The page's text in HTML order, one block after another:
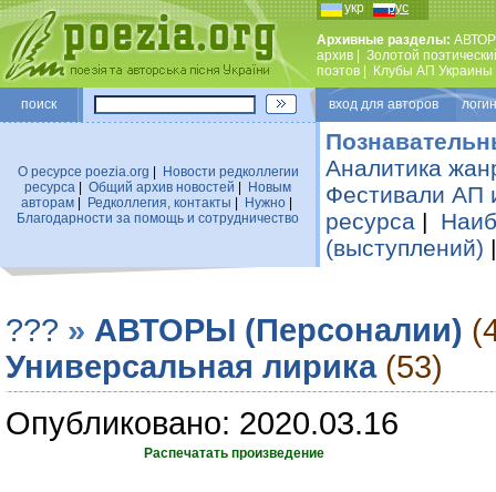
укр рус
Архивные разделы:
архив
Золотой
поэтов
Клубы АП Украины
поиск вход для авторов
О ресурсе poezia.org
Новости редколлегии
ресурса
Общий архив новостей
Новым
авторам| Редколлегия, контакты Нужно|
Благодарности за помощь и сотрудничество
Аналитика
Фестивали АП
ресурса |
(выступлений)
??? » АВТОРЫ (Персоналии)
Универсальная лирика (53)
Опубликовано: 2020.03.16
Распечатать произведение